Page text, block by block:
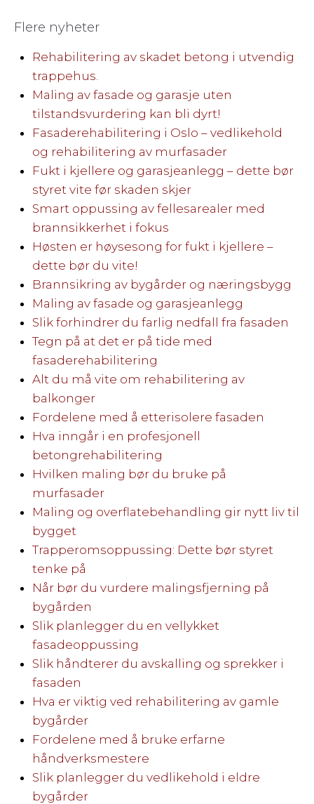
Flere nyheter
Rehabilitering av skadet betong i utvendig
trappehus.
Maling av fasade og garasje uten
tilstandsvurdering kan bli dyrt!
Fasaderehabilitering i Oslo – vedlikehold
og rehabilitering av murfasader
Fukt i kjellere og garasjeanlegg – dette bør
styret vite før skaden skjer
Smart oppussing av fellesarealer med
brannsikkerhet i fokus
Høsten er høysesong for fukt i kjellere –
dette bør du vite!
Brannsikring av bygårder og næringsbygg
Maling av fasade og garasjeanlegg
Slik forhindrer du farlig nedfall fra fasaden
Tegn på at det er på tide med
fasaderehabilitering
Alt du må vite om rehabilitering av
balkonger
Fordelene med å etterisolere fasaden
Hva inngår i en profesjonell
betongrehabilitering
Hvilken maling bør du bruke på
murfasader
Maling og overflatebehandling gir nytt liv til
bygget
Trapperomsoppussing: Dette bør styret
tenke på
Når bør du vurdere malingsfjerning på
bygården
Slik planlegger du en vellykket
fasadeoppussing
Slik håndterer du avskalling og sprekker i
fasaden
Hva er viktig ved rehabilitering av gamle
bygårder
Fordelene med å bruke erfarne
håndverksmestere
Slik planlegger du vedlikehold i eldre
bygårder